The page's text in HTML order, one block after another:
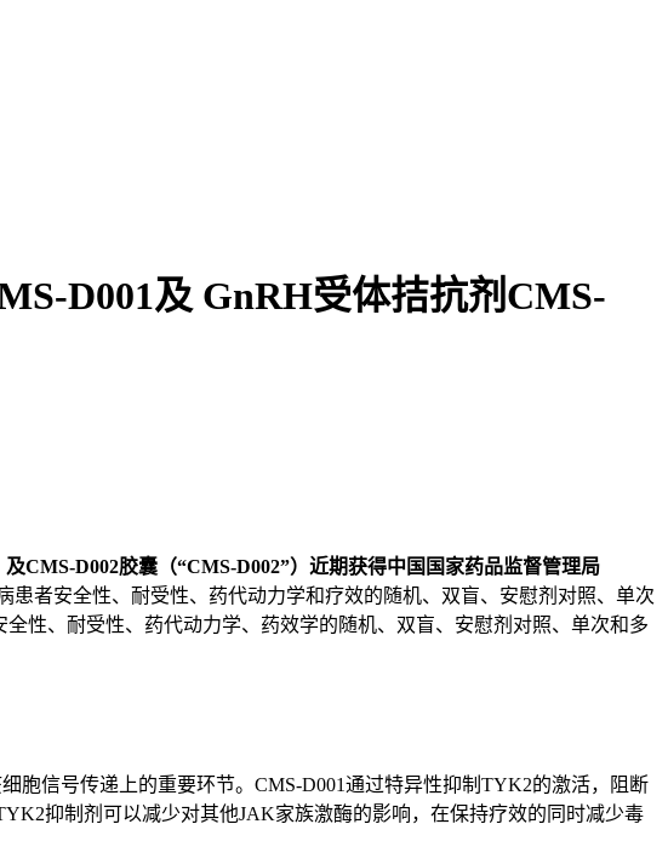
D001及 GnRH受体拮抗剂CMS-
及CMS-D002胶囊（“CMS-D002”）近期获得中国国家药品监督管理局
者安全性、耐受性、药代动力学和疗效的随机、双盲、安慰剂对照、单次
性、耐受性、药代动力学、药效学的随机、双盲、安慰剂对照、单次和多
胞信号传递上的重要环节。CMS-D001通过特异性抑制TYK2的激活，阻断
抑制剂可以减少对其他JAK家族激酶的影响，在保持疗效的同时减少毒